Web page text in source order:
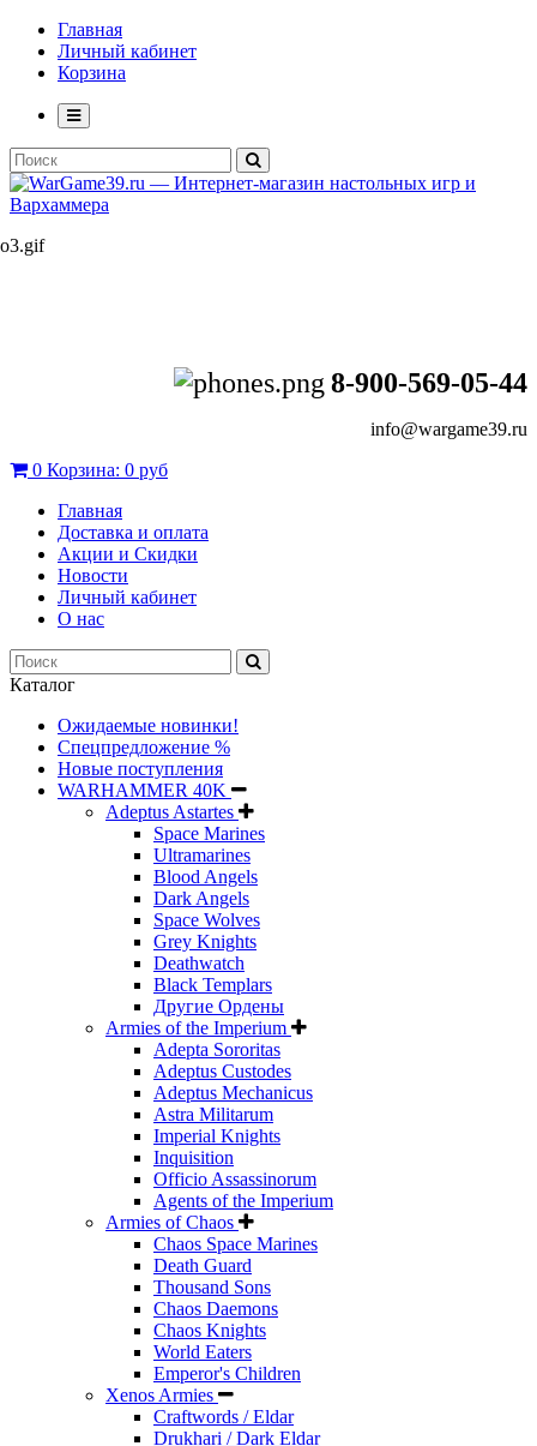
Главная
Личный кабинет
Корзина
8-900-569-05-44
info@wargame39.ru
0 Корзина: 0 руб
Главная
Доставка и оплата
Акции и Скидки
Новости
Личный кабинет
О нас
Каталог
Ожидаемые новинки!
Спецпредложение %
Новые поступления
WARHAMMER 40K
Adeptus Astartes
Space Marines
Ultramarines
Blood Angels
Dark Angels
Space Wolves
Grey Knights
Deathwatch
Black Templars
Другие Ордены
Armies of the Imperium
Adepta Sororitas
Adeptus Custodes
Adeptus Mechanicus
Astra Militarum
Imperial Knights
Inquisition
Officio Assassinorum
Agents of the Imperium
Armies of Chaos
Chaos Space Marines
Death Guard
Thousand Sons
Chaos Daemons
Chaos Knights
World Eaters
Emperor's Children
Xenos Armies
Craftwords / Eldar
Drukhari / Dark Eldar